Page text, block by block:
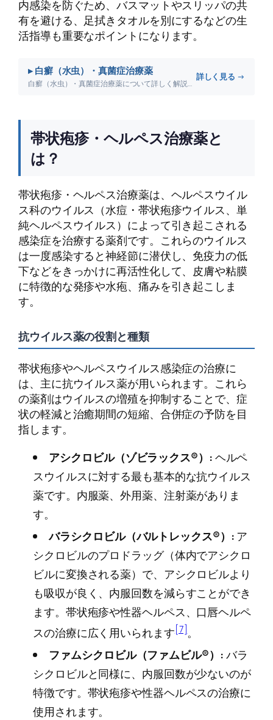
内感染を防ぐため、バスマットやスリッパの共
有を避ける、足拭きタオルを別にするなどの生
活指導も重要なポイントになります。
▸ 白癬（水虫）・真菌症治療薬
白癬（水虫）・真菌症治療薬について詳しく解説します。
詳しく見る →
帯状疱疹・ヘルペス治療薬と
は？
帯状疱疹・ヘルペス治療薬は、ヘルペスウイル
ス科のウイルス（水痘・帯状疱疹ウイルス、単
純ヘルペスウイルス）によって引き起こされる
感染症を治療する薬剤です。これらのウイルス
は一度感染すると神経節に潜伏し、免疫力の低
下などをきっかけに再活性化して、皮膚や粘膜
に特徴的な発疹や水疱、痛みを引き起こしま
す。
抗ウイルス薬の役割と種類
帯状疱疹やヘルペスウイルス感染症の治療に
は、主に抗ウイルス薬が用いられます。これら
の薬剤はウイルスの増殖を抑制することで、症
状の軽減と治癒期間の短縮、合併症の予防を目
指します。
アシクロビル（ゾビラックス®）:ヘルペ
スウイルスに対する最も基本的な抗ウイルス
薬です。内服薬、外用薬、注射薬がありま
す。
バラシクロビル（バルトレックス®）:ア
シクロビルのプロドラッグ（体内でアシクロ
ビルに変換される薬）で、アシクロビルより
も吸収が良く、内服回数を減らすことができ
ます。帯状疱疹や性器ヘルペス、口唇ヘルペ
スの治療に広く用いられます[7]。
ファムシクロビル（ファムビル®）:バラ
シクロビルと同様に、内服回数が少ないのが
特徴です。帯状疱疹や性器ヘルペスの治療に
使用されます。